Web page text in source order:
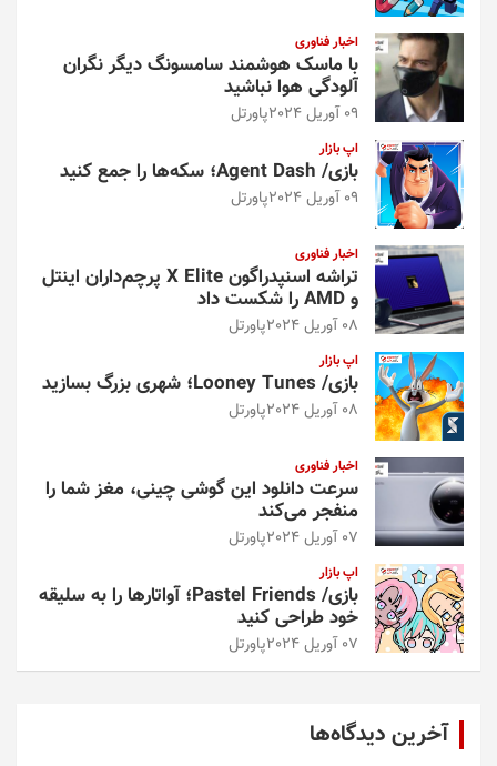
اخبار فناوری
با ماسک هوشمند سامسونگ دیگر نگران
آلودگی هوا نباشید
09 آوریل 2024 پاورتل
اپ بازار
بازی/ Agent Dash؛ سکه‌ها را جمع کنید
09 آوریل 2024 پاورتل
اخبار فناوری
تراشه اسنپدراگون X Elite پرچم‌داران اینتل
و AMD را شکست داد
08 آوریل 2024 پاورتل
اپ بازار
بازی/ Looney Tunes؛ شهری بزرگ بسازید
08 آوریل 2024 پاورتل
اخبار فناوری
سرعت دانلود این گوشی چینی، مغز شما را
منفجر می‌کند
07 آوریل 2024 پاورتل
اپ بازار
بازی/ Pastel Friends؛ آواتارها را به سلیقه
خود طراحی کنید
07 آوریل 2024 پاورتل
آخرین دیدگاه‌ها